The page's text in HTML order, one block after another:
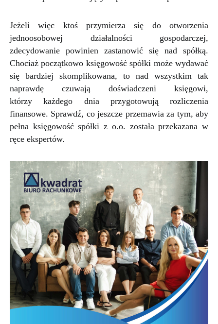
Jeżeli więc ktoś przymierza się do otworzenia
jednoosobowej działalności gospodarczej,
zdecydowanie powinien zastanowić się nad spółką.
Chociaż początkowo księgowość spółki może wydawać
się bardziej skomplikowana, to nad wszystkim tak
naprawdę czuwają doświadczeni księgowi,
którzy każdego dnia przygotowują rozliczenia
finansowe. Sprawdź, co jeszcze przemawia za tym, aby
pełna księgowość spółki z o.o. została przekazana w
ręce ekspertów.